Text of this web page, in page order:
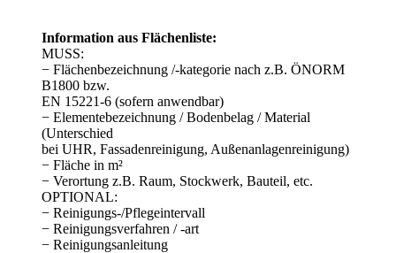
Information aus Flächenliste:
MUSS:
− Flächenbezeichnung /-kategorie nach z.B. ÖNORM
B1800 bzw.
EN 15221-6 (sofern anwendbar)
− Elementebezeichnung / Bodenbelag / Material
(Unterschied
bei UHR, Fassadenreinigung, Außenanlagenreinigung)
− Fläche in m²
− Verortung z.B. Raum, Stockwerk, Bauteil, etc.
OPTIONAL:
− Reinigungs-/Pflegeintervall
− Reinigungsverfahren / -art
− Reinigungsanleitung